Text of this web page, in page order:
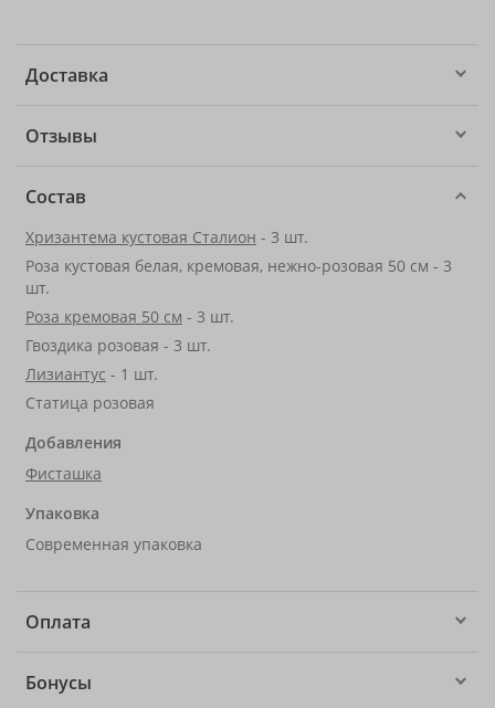
Доставка
Отзывы
Состав
Хризантема кустовая Сталион - 3 шт.
Роза кустовая белая, кремовая, нежно-розовая 50 см - 3
шт.
Роза кремовая 50 см - 3 шт.
Гвоздика розовая - 3 шт.
Лизиантус - 1 шт.
Статица розовая
Добавления
Фисташка
Упаковка
Современная упаковка
Оплата
Бонусы